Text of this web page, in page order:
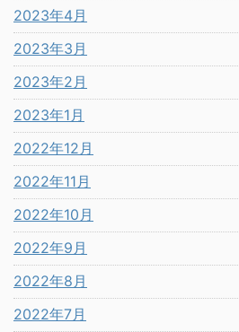
2023年4月
2023年3月
2023年2月
2023年1月
2022年12月
2022年11月
2022年10月
2022年9月
2022年8月
2022年7月